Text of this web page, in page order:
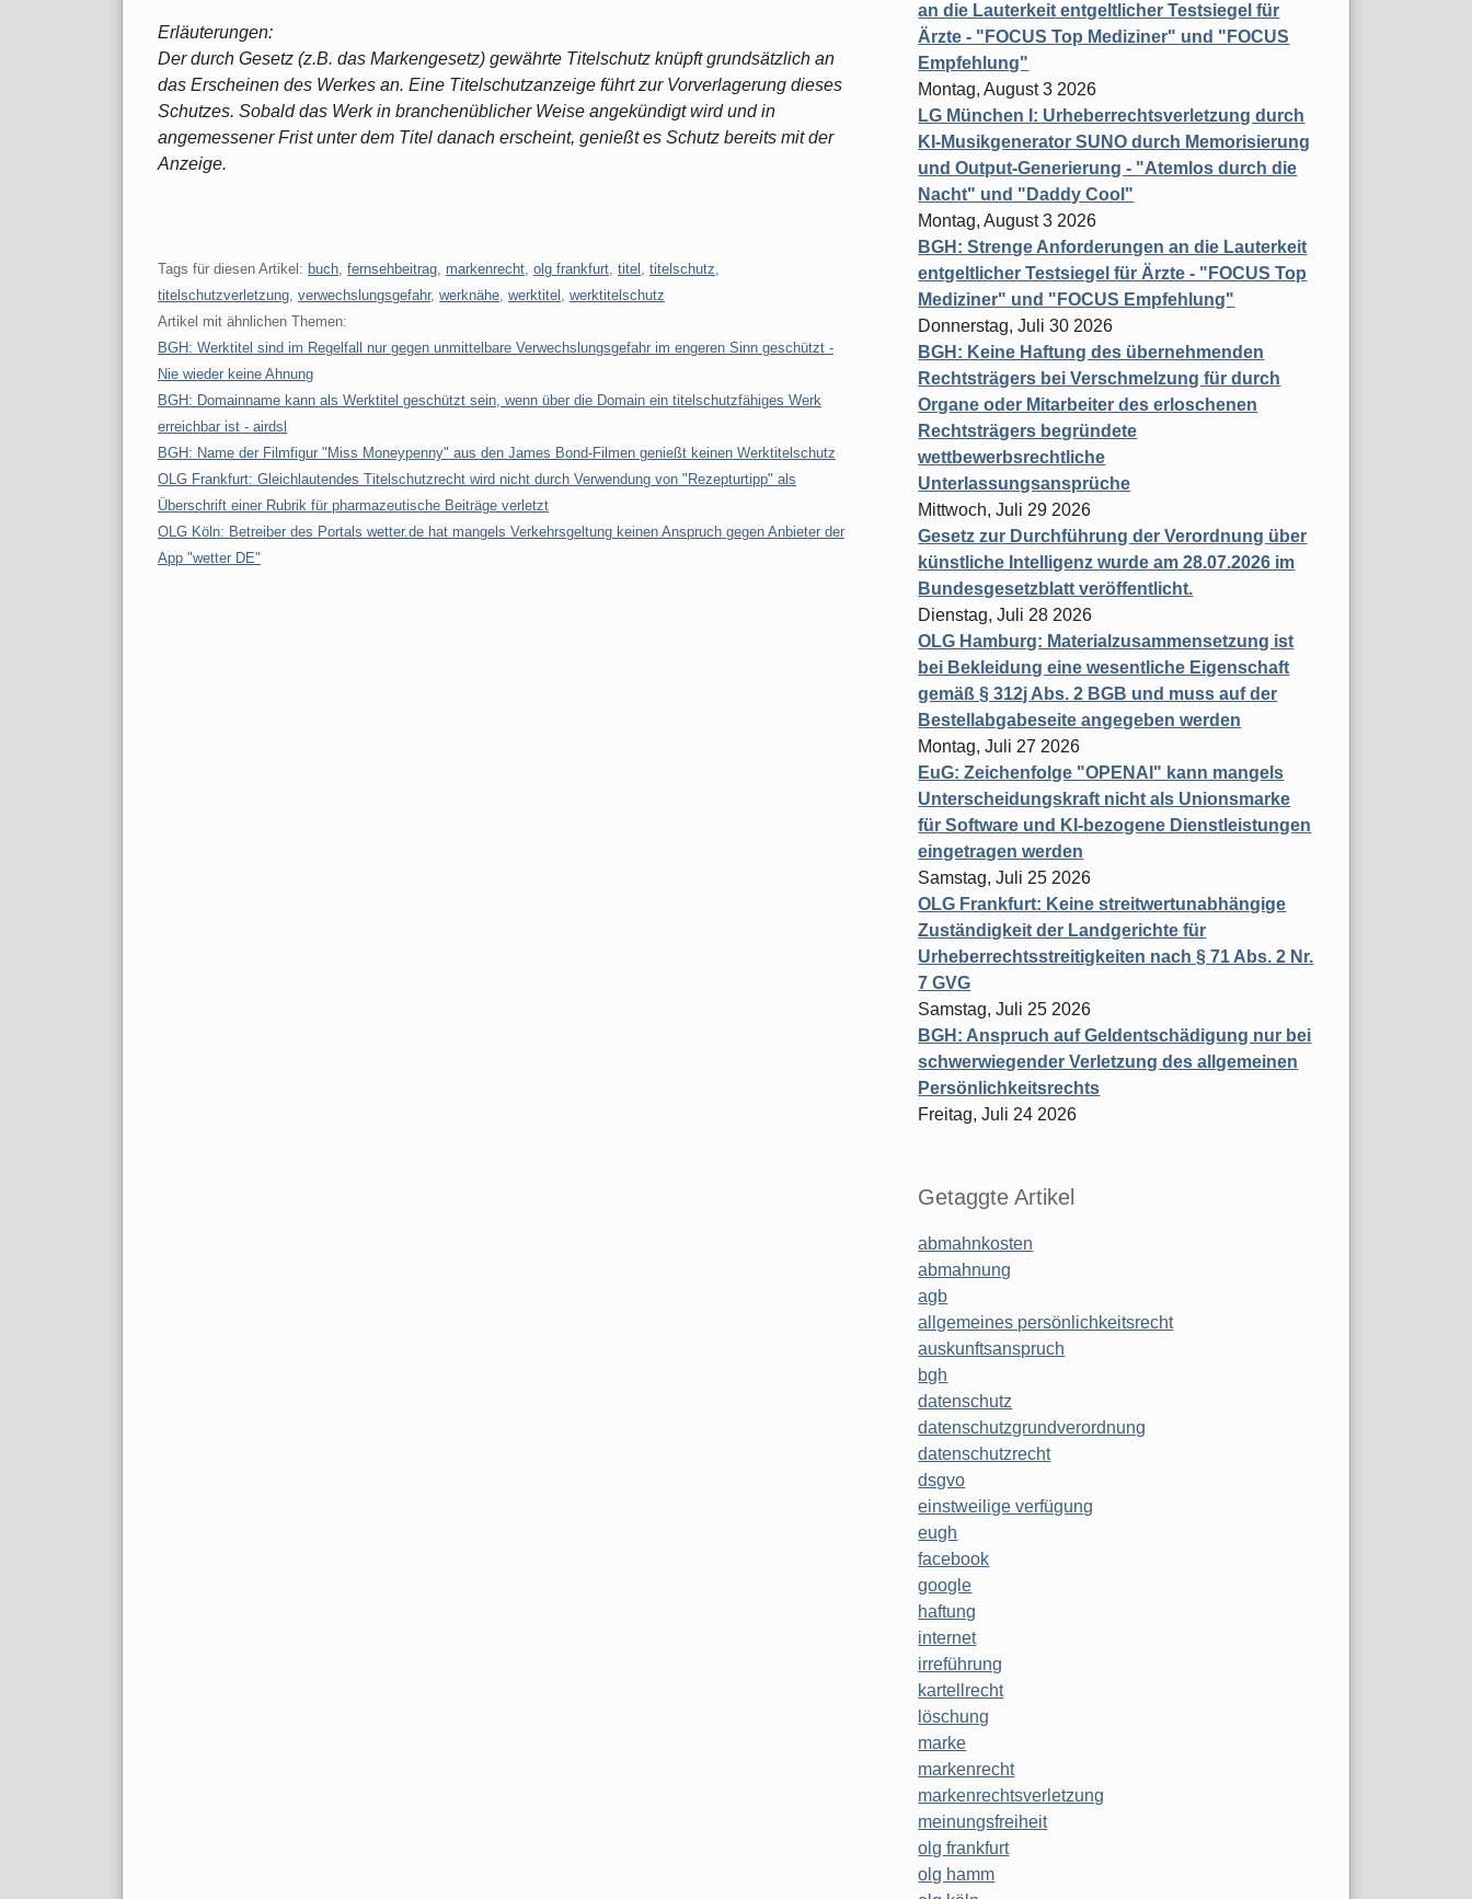
Erläuterungen:
Der durch Gesetz (z.B. das Markengesetz) gewährte Titelschutz knüpft grundsätzlich an
das Erscheinen des Werkes an. Eine Titelschutzanzeige führt zur Vorverlagerung dieses
Schutzes. Sobald das Werk in branchenüblicher Weise angekündigt wird und in
angemessener Frist unter dem Titel danach erscheint, genießt es Schutz bereits mit der
Anzeige.
Tags für diesen Artikel: buch fernsehbeitrag markenrecht olg frankfurt titel titelschutz
titelschutzverletzung verwechslungsgefahr, werknähe werktitel
werktitelschutz
Artikel mit ähnlichen Themen:
BGH: Werktitel sind im Regelfall nur gegen unmittelbare Verwechslungsgefahr im engeren Sinn geschützt -
Nie wieder keine Ahnung
BGH: Domainname kann als Werktitel geschützt sein, wenn über die Domain ein titelschutzfähiges Werk
erreichbar ist - airdsl
BGH: Name der Filmfigur "Miss Moneypenny" aus den James Bond-Filmen genießt keinen Werktitelschutz
OLG Frankfurt: Gleichlautendes Titelschutzrecht wird nicht durch Verwendung von "Rezepturtipp" als
Überschrift einer Rubrik für pharmazeutische Beiträge verletzt
OLG Köln: Betreiber des Portals wetter.de hat mangels Verkehrsgeltung keinen Anspruch gegen Anbieter der
App "wetter DE"
an die Lauterkeit entgeltlicher Testsiegel für
Ärzte - "FOCUS Top Mediziner" und "FOCUS
Empfehlung"
Montag, August 3 2026
LG München I: Urheberrechtsverletzung durch
KI-Musikgenerator SUNO durch Memorisierung
und Output-Generierung - "Atemlos durch die
Nacht" und "Daddy Cool"
Montag, August 3 2026
BGH: Strenge Anforderungen an die Lauterkeit
entgeltlicher Testsiegel für Ärzte - "FOCUS Top
Mediziner" und "FOCUS Empfehlung"
Donnerstag, Juli 30 2026
BGH: Keine Haftung des übernehmenden
Rechtsträgers bei Verschmelzung für durch
Organe oder Mitarbeiter des erloschenen
Rechtsträgers begründete
wettbewerbsrechtliche
Unterlassungsansprüche
Mittwoch, Juli 29 2026
Gesetz zur Durchführung der Verordnung über
künstliche Intelligenz wurde am 28.07.2026 im
Bundesgesetzblatt veröffentlicht.
Dienstag, Juli 28 2026
OLG Hamburg: Materialzusammensetzung ist
bei Bekleidung eine wesentliche Eigenschaft
gemäß § 312j Abs. 2 BGB und muss auf der
Bestellabgabeseite angegeben werden
Montag, Juli 27 2026
EuG: Zeichenfolge "OPENAI" kann mangels
Unterscheidungskraft nicht als Unionsmarke
für Software und KI-bezogene Dienstleistungen
eingetragen werden
Samstag, Juli 25 2026
OLG Frankfurt: Keine streitwertunabhängige
Zuständigkeit der Landgerichte für
Urheberrechtsstreitigkeiten nach § 71 Abs. 2 Nr.
7 GVG
Samstag, Juli 25 2026
BGH: Anspruch auf Geldentschädigung nur bei
schwerwiegender Verletzung des allgemeinen
Persönlichkeitsrechts
Freitag, Juli 24 2026
Getaggte Artikel
abmahnkosten
abmahnung
agb
allgemeines persönlichkeitsrecht
auskunftsanspruch
bgh
datenschutz
datenschutzgrundverordnung
datenschutzrecht
dsgvo
einstweilige verfügung
eugh
facebook
google
haftung
internet
irreführung
kartellrecht
löschung
marke
markenrecht
markenrechtsverletzung
meinungsfreiheit
olg frankfurt
olg hamm